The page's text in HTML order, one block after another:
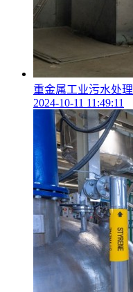
重金属工业污水处理
2024-10-11 11:49:11